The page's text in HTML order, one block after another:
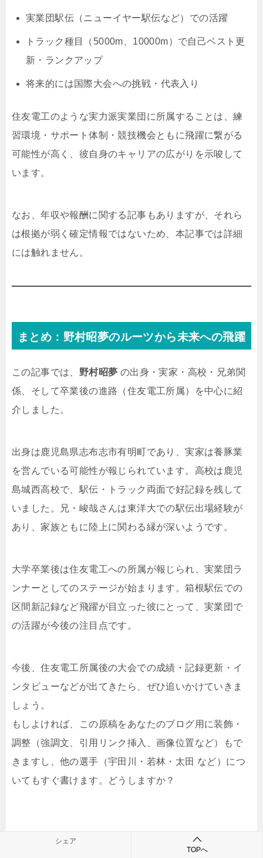
実業団駅伝（ニューイヤー駅伝など）での活躍
トラック種目（5000m、10000m）で自己ベスト更
新・ランクアップ
将来的には国際大会への挑戦・代表入り
住友電工のような実力派実業団に所属することは、練
習環境・サポート体制・競技機会ともに飛躍に繋がる
可能性が高く、彼自身のキャリアの広がりを示唆して
います。
なお、年収や報酬に関する記事もありますが、それら
は根拠が弱く確定情報ではないため、本記事では詳細
には触れません。
まとめ：野村昭夢のルーツから未来への飛躍
この記事では、 野村昭夢 の出身・実家・高校・兄弟関
係、そして卒業後の進路（住友電工所属）を中心に紹
介しました。
出身は鹿児島県志布志市有明町であり、実家は養豚業
を営んでいる可能性が報じられています。高校は鹿児
島城西高校で、駅伝・トラック両面で好記録を残して
いました。兄・峻哉さんは東洋大での駅伝出場経験が
あり、家族ともに陸上に関わる縁が深いようです。
大学卒業後は住友電工への所属が報じられ、実業団ラ
ンナーとしてのステージが始まります。箱根駅伝での
区間新記録など飛躍が目立った彼にとって、実業団で
の活躍が今後の注目点です。
今後、住友電工所属後の大会での成績・記録更新・イ
ンタビューなどが出てきたら、ぜひ追いかけていきま
しょう。
もしよければ、この原稿をあなたのブログ用に装飾・
調整（強調文、引用リンク挿入、画像位置など）もで
きますし、他の選手（宇田川・若林・太田 など）につ
いてもすぐ書けます。どうしますか？
シェア
TOPへ